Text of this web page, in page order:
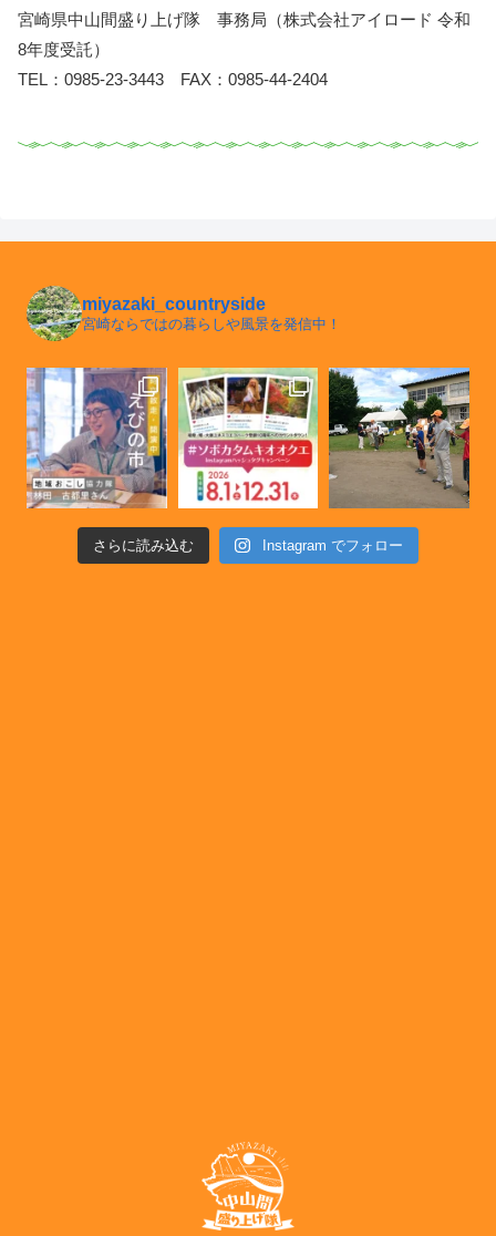
宮崎県中山間盛り上げ隊 事務局（株式会社アイロード 令和
8年度受託）
TEL：0985-23-3443 FAX：0985-44-2404
miyazaki_countryside
宮崎ならではの暮らしや風景を発信中！
さらに読み込む Instagram でフォロー